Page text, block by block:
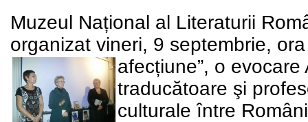
Muzeul Național al Literaturii
organizat vineri, 9 septembrie,
afecțiune”, o evocare
traducătoare şi
culturale între